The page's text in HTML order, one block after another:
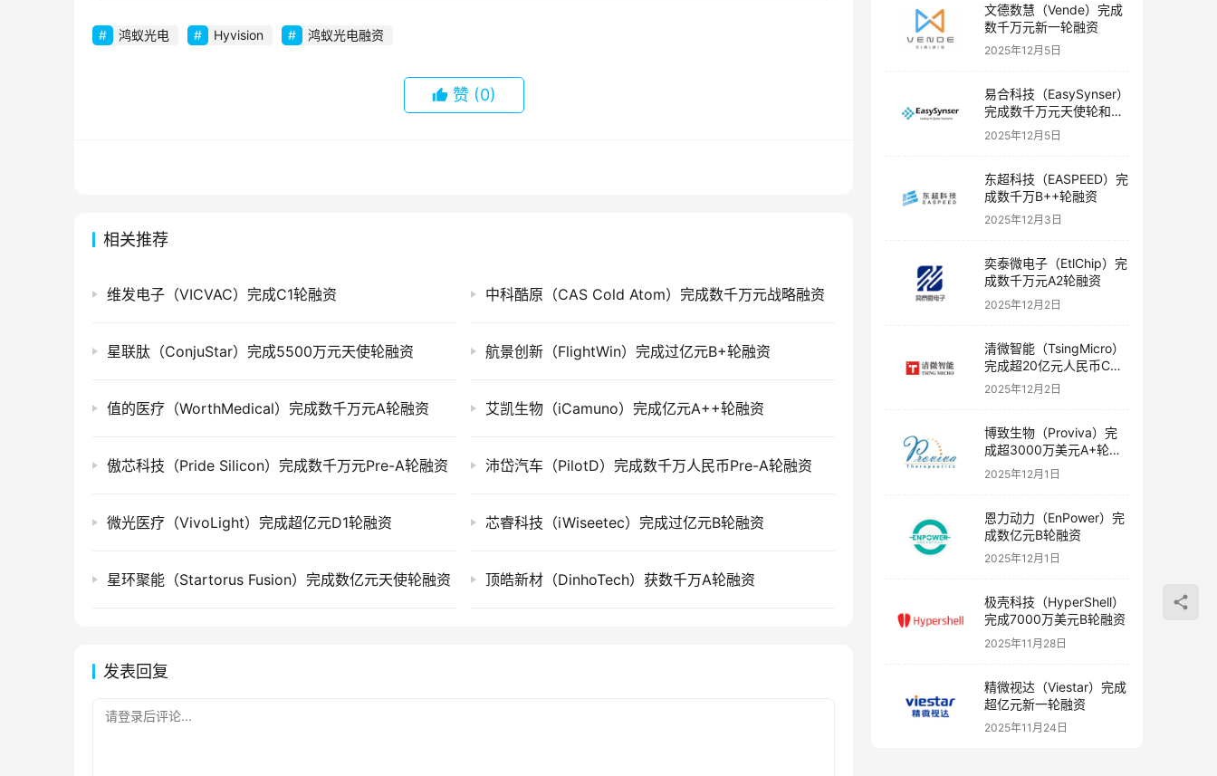
鸿蚁光电 Hyvision 鸿蚁光电融资
赞 (0)
相关推荐
维发电子（VICVAC）完成C1轮融资 中科酷原（CAS Cold Atom）完成数千万元战略融资
星联肽（ConjuStar）完成5500万元天使轮融资 航景创新（FlightWin）完成过亿元B+轮融资
值的医疗（WorthMedical）完成数千万元A轮融资 艾凯生物（iCamuno）完成亿元A++轮融资
傲芯科技（Pride Silicon）完成数千万元Pre-A轮融资 沛岱汽车（PilotD）完成数千万人民币Pre-A轮融资
微光医疗（VivoLight）完成超亿元D1轮融资 芯睿科技（iWiseetec）完成过亿元B轮融资
星环聚能（Startorus Fusion）完成数亿元天使轮融资 顶皓新材（DinhoTech）获数千万A轮融资
发表回复
请登录后评论...
文德数慧（Vende）完成
数千万元新一轮融资
2025年12月5日
易合科技（EasySynser）
完成数千万元天使轮和天
使+轮融资
2025年12月5日
东超科技（EASPEED）完
成数千万B++轮融资
2025年12月3日
奕泰微电子（EtlChip）完
成数千万元A2轮融资
2025年12月2日
清微智能（TsingMicro）
完成超20亿元人民币C轮
融资
2025年12月2日
博致生物（Proviva）完
成超3000万美元A+轮融
资
2025年12月1日
恩力动力（EnPower）完
成数亿元B轮融资
2025年12月1日
极壳科技（HyperShell）
完成7000万美元B轮融资
2025年11月28日
精微视达（Viestar）完成
超亿元新一轮融资
2025年11月24日